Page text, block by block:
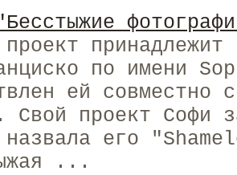
по имени
ей совместно
Свой проект Софи
его
...